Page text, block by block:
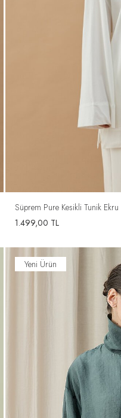
Süprem Pure Kesikli Tunik Ekru
1.499,00 TL
Yeni Ürün